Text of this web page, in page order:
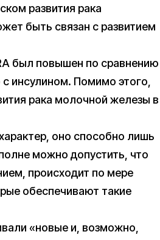
развития рака
быть связан с развитием
был повышен по сравнению
инсулином. Помимо этого,
рака молочной железы в
оно способно лишь
можно допустить, что
происходит по мере
обеспечивают такие
«новые и, возможно,